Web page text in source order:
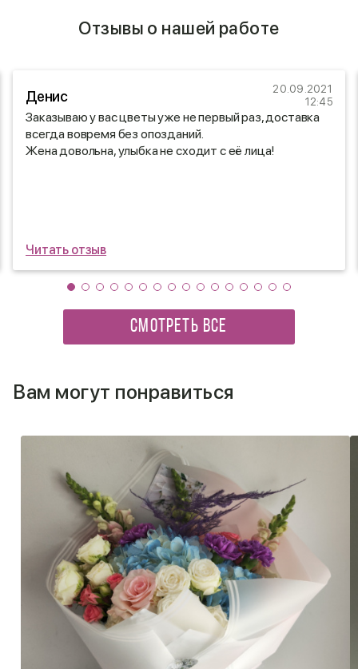
Отзывы о нашей работе
Денис
20.09.2021
12:45
Заказываю у вас цветы уже не первый раз, доставка
всегда вовремя без опозданий.
Жена довольна, улыбка не сходит с её лица!
Читать отзыв
СМОТРЕТЬ ВСЕ
Вам могут понравиться